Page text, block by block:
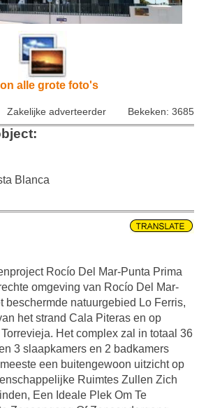
alle grote foto's
Zakelijke adverteerder Bekeken: 3685
Blanca
Rocío Del Mar-Punta Prima
omgeving van Rocío Del Mar-
beschermde natuurgebied Lo Ferris,
het strand Cala Piteras en op
Het complex zal in totaal 36
3 slaapkamers en 2 badkamers
een buitengewoon uitzicht op
Ruimtes Zullen Zich
Een Ideale Plek Om Te